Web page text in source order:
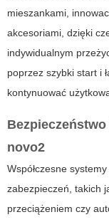
mieszankami,
akcesoriami, dzięki
indywidualnym
poprzez szybki start i
kontynuować
novo2
Współczesne systemy
zabezpieczeń, takich
przeciążeniem czy